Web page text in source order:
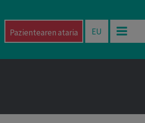
Pazientearen ataria EU